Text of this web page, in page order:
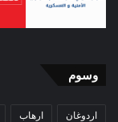
وسوم
اردوغان ارهاب